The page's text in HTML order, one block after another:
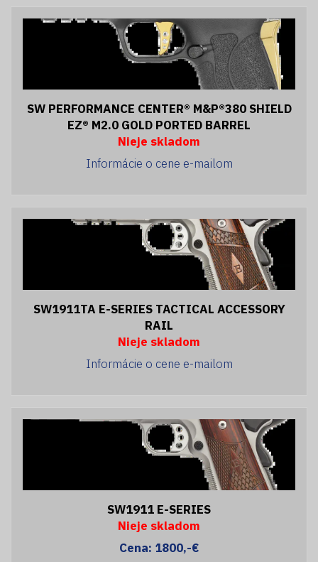
SW PERFORMANCE CENTER® M&P®380 SHIELD
EZ® M2.0 GOLD PORTED BARREL
Nieje skladom
Informácie o cene e-mailom
SW1911TA E-SERIES TACTICAL ACCESSORY
RAIL
Nieje skladom
Informácie o cene e-mailom
SW1911 E-SERIES
Nieje skladom
Cena: 1800,-€